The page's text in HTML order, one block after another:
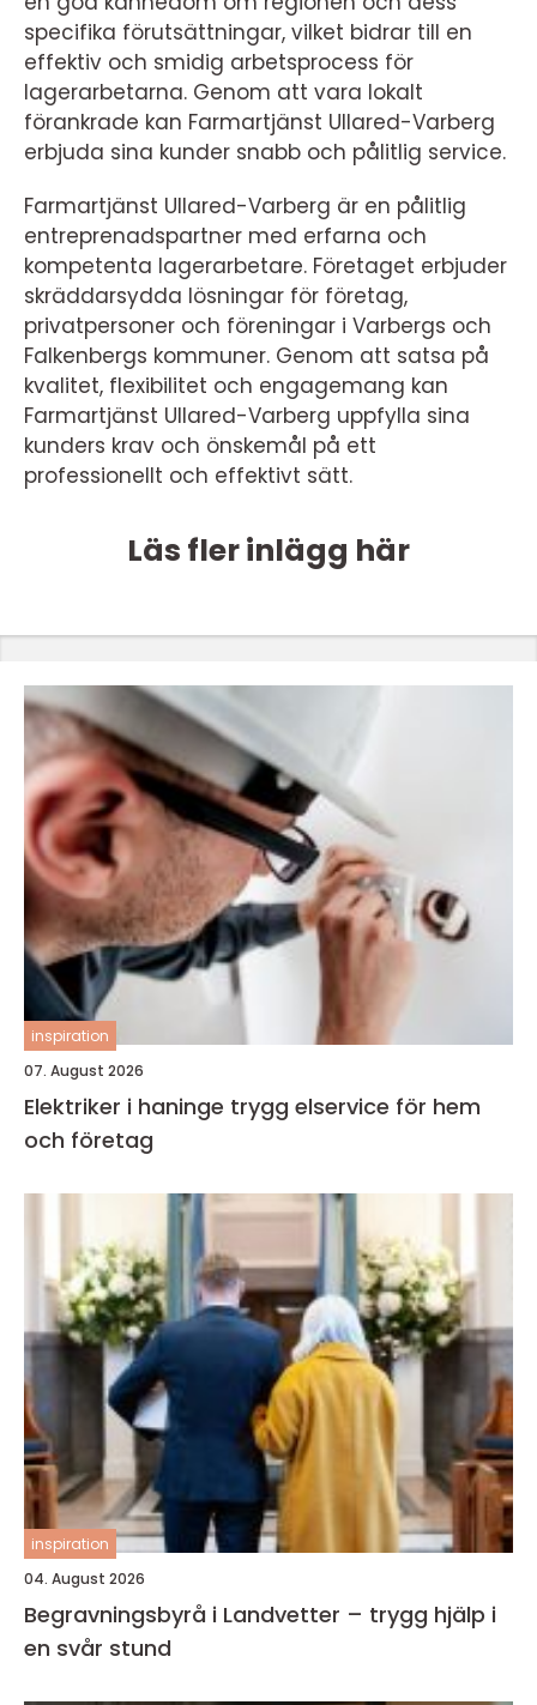
specifika förutsättningar, vilket bidrar till en
effektiv och smidig arbetsprocess för
lagerarbetarna. Genom att vara lokalt
förankrade kan Farmartjänst Ullared-Varberg
erbjuda sina kunder snabb och pålitlig service.
Farmartjänst Ullared-Varberg är en pålitlig
entreprenadspartner med erfarna och
kompetenta lagerarbetare. Företaget erbjuder
skräddarsydda lösningar för företag,
privatpersoner och föreningar i Varbergs och
Falkenbergs kommuner. Genom att satsa på
kvalitet, flexibilitet och engagemang kan
Farmartjänst Ullared-Varberg uppfylla sina
kunders krav och önskemål på ett
professionellt och effektivt sätt.
Läs fler inlägg här
inspiration
07. August 2026
Elektriker i haninge trygg elservice för hem
och företag
inspiration
04. August 2026
Begravningsbyrå i Landvetter – trygg hjälp i
en svår stund